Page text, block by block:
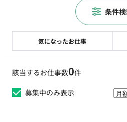
該当するお仕事数0件
募集中のみ表示
気になったお仕事
条件